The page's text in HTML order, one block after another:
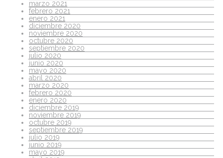
marzo 2021
febrero 2021
enero 2021
diciembre 2020
noviembre 2020
octubre 2020
septiembre 2020
julio 2020
junio 2020
mayo 2020
abril 2020
marzo 2020
febrero 2020
enero 2020
diciembre 2019
noviembre 2019
octubre 2019
septiembre 2019
julio 2019
junio 2019
mayo 2019